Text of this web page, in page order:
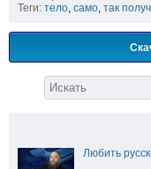
Теги: тело само так
Любить